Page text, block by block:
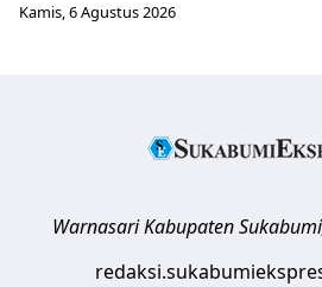
Kamis, 6 Agustus 2026
Warnasari Kabupaten Sukabumi